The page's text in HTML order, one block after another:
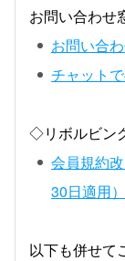
お問い合わせ
お問い合
チャット
◇リボルビン
会員規約
30日適用）
以下も併せて